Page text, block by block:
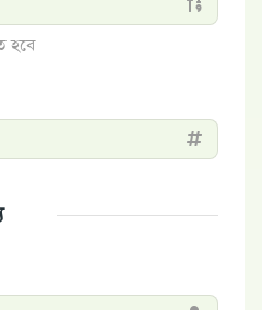
হবে